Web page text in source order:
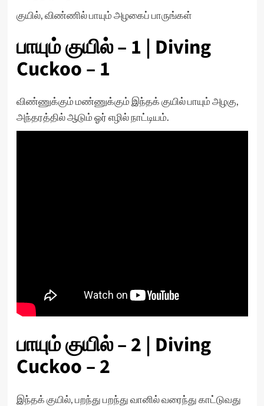
குயில், விண்ணில் பாயும் அழகைப் பாருங்கள்
பாயும் குயில் – 1 | Diving
Cuckoo – 1
விண்ணுக்கும் மண்ணுக்கும் இந்தக் குயில் பாயும் அழகு,
அந்தரத்தில் ஆடும் ஓர் எழில் நாட்டியம்.
பாயும் குயில் – 2 | Diving
Cuckoo – 2
இந்தக் குயில், பறந்து பறந்து வானில் வரைந்து காட்டுவது